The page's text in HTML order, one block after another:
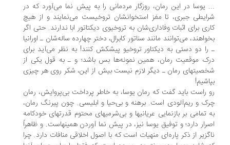
یوسا در این رمان، روزگار مردمانی را به پیش نما می‌آورد که در
جبری، تا مغز استخوانشان تروخیست می‌نمایند و از هیچ
برای اثبات وفاداری‌شان به تروخیوی دیکتاتور ابا ندارند. حتی اگر
می‌توانند مانند سناتور کابرال، دختر چهارده ساله‌شان ـ اورانیا
دو دستی به دیکتاور تروخیو پیشکش کنند! به نظر می‌آید برای
موقعیت رمان، همین نمونه‌ها بس باشد؛ و ـ به قول یکی از
رمان ـ دیگر لازم نیست بیش از این، شکر روی هر چیزی
راست باید گفت که رمان یوسا، به خاطر پرداخت بی‌پروایش، رمان
و ریم‌آلودی است. برهنه و بی‌حیا و ابلیسی. چون پیرنگ رمان،
تمامی بر بازنمایی عریانیها و بی‌شرمیهای محتوم قدرتهای خودکامه
دارد؛ و توفیق یوسا نیز، در پیش نما آوردن همینهاست. و ظاهراً
از ذکر پاره‌ای منهیات است که با اصول اخلاقی منافات دارد. چرا